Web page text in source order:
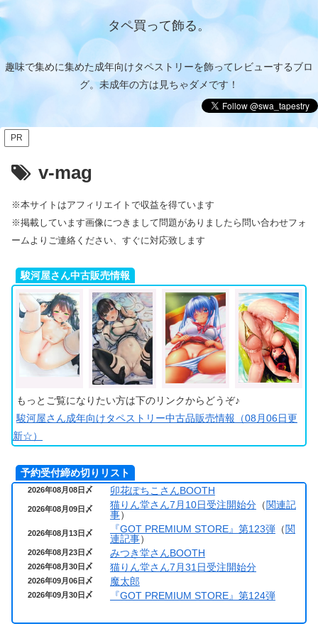
タペ買って飾る。
趣味で集めに集めた成年向けタペストリーを飾ってレビューするブロ
グ。未成年の方は見ちゃダメです！
PR
v-mag
※本サイトはアフィリエイトで収益を得ています
※掲載しています画像につきまして問題がありましたら問い合わせフォ
ームよりご連絡ください、すぐに対応致します
駿河屋さん中古販売情報
もっとご覧になりたい方は下のリンクからどうぞ♪
駿河屋さん成年向けタペストリー中古品販売情報（08月06日更
新☆）
予約受付締め切りリスト
2026年08月08日〆 卯花ぽちこさんBOOTH
2026年08月09日〆 猫りん堂さん7月10日受注開始分 （関連記
事）
2026年08月13日〆 『GOT PREMIUM STORE』第123弾 （関
連記事）
2026年08月23日〆 みつき堂さんBOOTH
2026年08月30日〆 猫りん堂さん7月31日受注開始分
2026年09月06日〆 魔太郎
2026年09月30日〆 『GOT PREMIUM STORE』第124弾